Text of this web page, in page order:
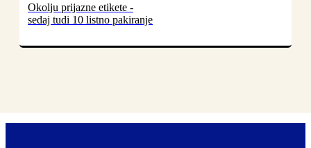
Okolju prijazne etikete -
sedaj tudi 10 listno pakiranje